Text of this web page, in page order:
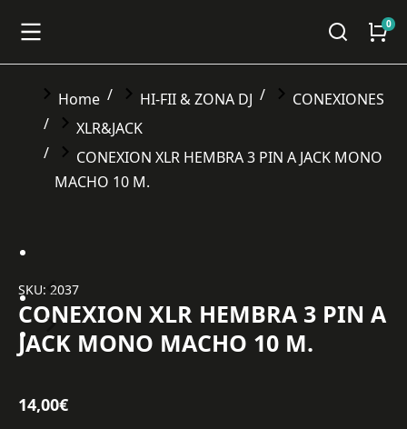
You are here:
Home HI-FII & ZONA DJ
CONEXIONES
XLR&JACK
CONEXION XLR HEMBRA 3 PIN A JACK MONO
MACHO 10 M.
SKU: 2037
CONEXION XLR HEMBRA 3 PIN A
JACK MONO MACHO 10 M.
14,00€